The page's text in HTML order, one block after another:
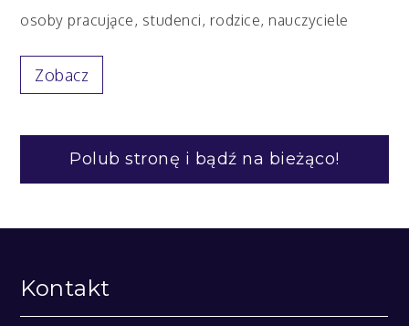
osoby pracujące, studenci, rodzice, nauczyciele
Zobacz
Polub stronę i bądź na bieżąco!
Kontakt